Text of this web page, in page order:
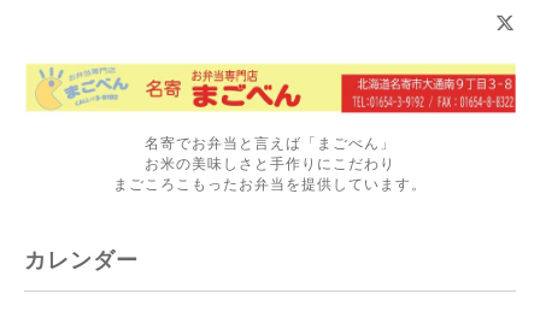
名寄でお弁当と言えば「まごべん」
お米の美味しさと手作りにこだわり
まごころこもったお弁当を提供しています。
カレンダー